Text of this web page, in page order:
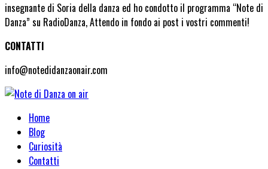
insegnante di Soria della danza ed ho condotto il programma “Note di
Danza” su RadioDanza, Attendo in fondo ai post i vostri commenti!
CONTATTI
info@notedidanzaonair.com
Home
Blog
Curiosità
Contatti